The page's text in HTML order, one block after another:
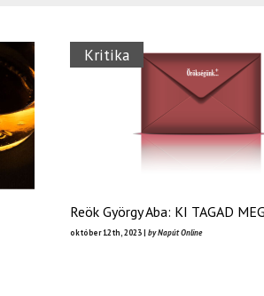
Kritika
Reök György Aba: KI TAGAD
október 12th, 2023 | by Napút Online